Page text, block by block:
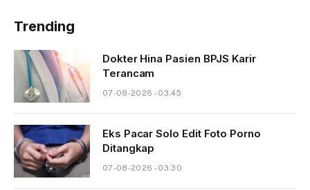
Trending
Dokter Hina Pasien BPJS Karir
Terancam
07-08-2026 - 03.45
Eks Pacar Solo Edit Foto Porno
Ditangkap
07-08-2026 - 03.30